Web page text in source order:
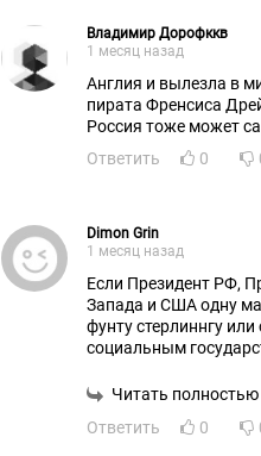
Владимир Дорофккв
1 месяц назад
Англия и вылезла в
пирата Френсиса
Россия тоже может
Ответить
0
Dimon Grin
1 месяц назад
Если Президент РФ,
Запада и США одну
фунту стерлиннгу
социальным
зарплат депутатов и
Читать полностью
Ответить
0